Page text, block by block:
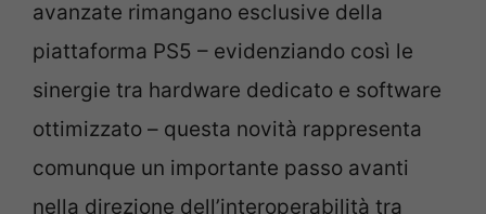
avanzate rimangano esclusive della
piattaforma PS5 – evidenziando così le
sinergie tra hardware dedicato e software
ottimizzato – questa novità rappresenta
comunque un importante passo avanti
nella direzione dell’interoperabilità tra